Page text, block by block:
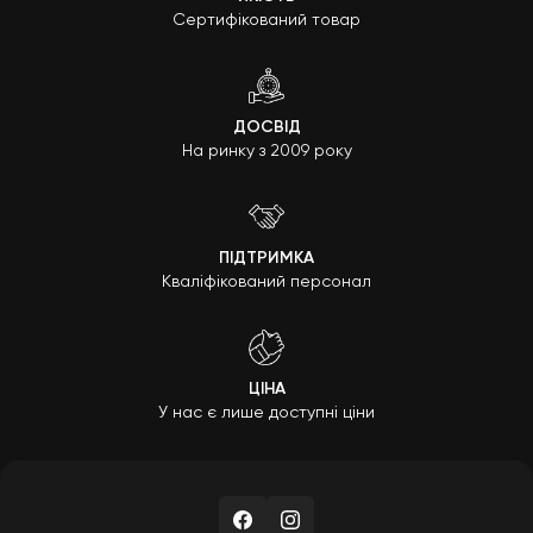
Сертифікований товар
ДОСВІД
На ринку з 2009 року
ПІДТРИМКА
Кваліфікований персонал
ЦІНА
У нас є лише доступні ціни